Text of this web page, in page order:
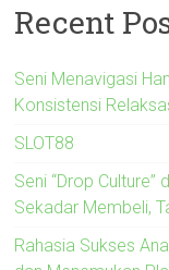
Recent
Seni Menavigasi
Konsistensi
SLOT88
Seni “Drop
Sekadar Membeli,
Rahasia Sukses